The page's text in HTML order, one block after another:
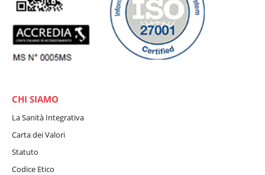
CHI SIAMO
La Sanità Integrativa
Carta dei Valori
Statuto
Codice Etico